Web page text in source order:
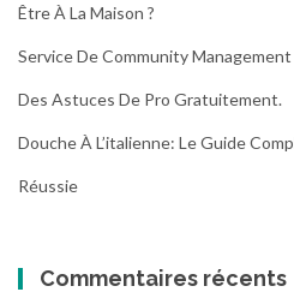
Être À La Maison ?
Service De Community
Des Astuces De Pro Gratuitement.
Douche À L’italienne: Le Guide
Réussie
Commentaires récents